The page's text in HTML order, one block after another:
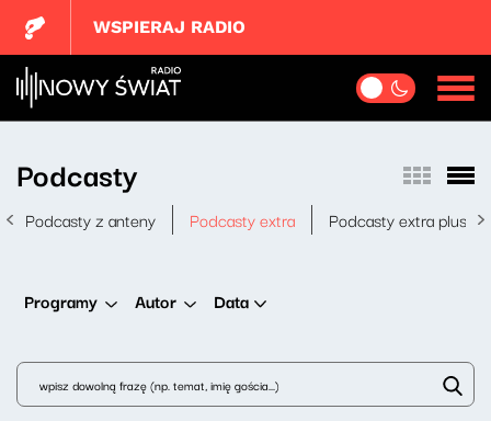
WSPIERAJ RADIO
Podcasty
Podcasty z anteny Podcasty extra Podcasty extra plus
Programy Autor Data